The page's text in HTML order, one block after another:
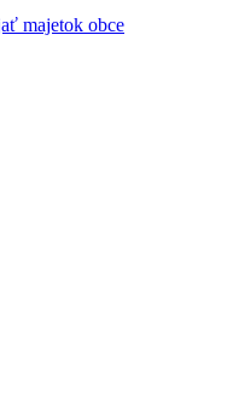
majetok obce